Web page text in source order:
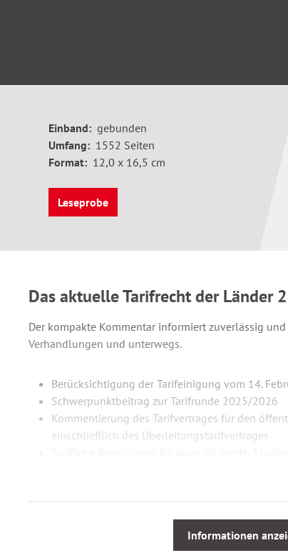
Einband: gebunden
Umfang: 1552 Seiten
Format: 12,0 x 16,5 cm
Leseprobe
Das aktuelle Tarifrecht der Länder
Der kompakte Kommentar informiert zuverlässig
Verhandlungen und unterwegs.
Berücksichtigung der Tarifeinigung vom 14.
Schwerpunktbeitrag zur Tarifrunde 2025/2026
Kommentierung des Tarifvertrages für den
einschließlich des Überleitungstarifvertrages
Tarifrecht für Ärztinnen und Ärzte an
Tarifliche Regelungen zur Entgeltumwandlung,
Informationen